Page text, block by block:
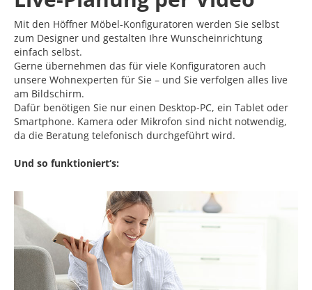
Mit den Höffner Möbel-Konfiguratoren werden Sie selbst
zum Designer und gestalten Ihre Wunscheinrichtung
einfach selbst.
Gerne übernehmen das für viele Konfiguratoren auch
unsere Wohnexperten für Sie – und Sie verfolgen alles live
am Bildschirm.
Dafür benötigen Sie nur einen Desktop-PC, ein Tablet oder
Smartphone. Kamera oder Mikrofon sind nicht notwendig,
da die Beratung telefonisch durchgeführt wird.
Und so funktioniert‘s: